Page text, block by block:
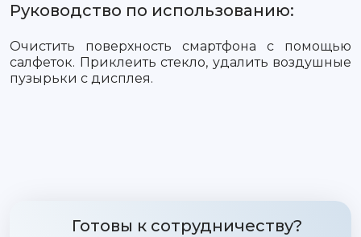
Руководство по использованию:
Очистить поверхность смартфона с помощью
салфеток. Приклеить стекло, удалить воздушные
пузырьки с дисплея.
Готовы к сотрудничеству?